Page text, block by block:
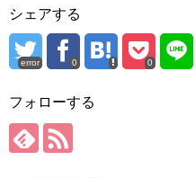
シェアする
error 0 0
フォローする